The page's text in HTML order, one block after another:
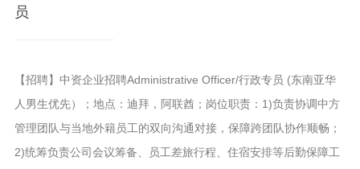
员
【招聘】中资企业招聘Administrative Officer/行政专员 (东南亚华
人男生优先）；地点：迪拜，阿联酋；岗位职责：1)负责协调中方
管理团队与当地外籍员工的双向沟通对接，保障跨团队协作顺畅；
2)统筹负责公司会议筹备、员工差旅行程、住宿安排等后勤保障工